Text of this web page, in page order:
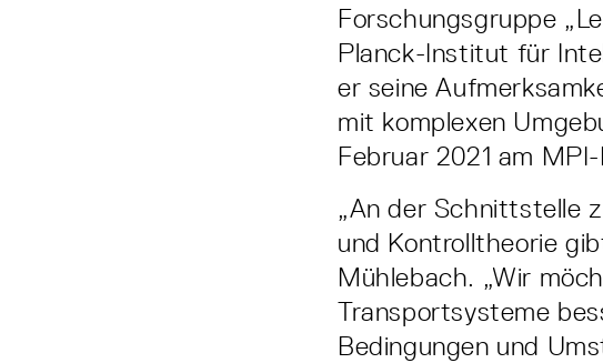
Forschungsgruppe
Planck-Institut für
er seine
mit komplexen
Februar 2021 am MPI-
„An der Schnittstelle
und Kontrolltheorie
Mühlebach. „Wir
Transportsysteme
Bedingungen und